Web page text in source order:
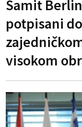
Samit
potpisani
visokom